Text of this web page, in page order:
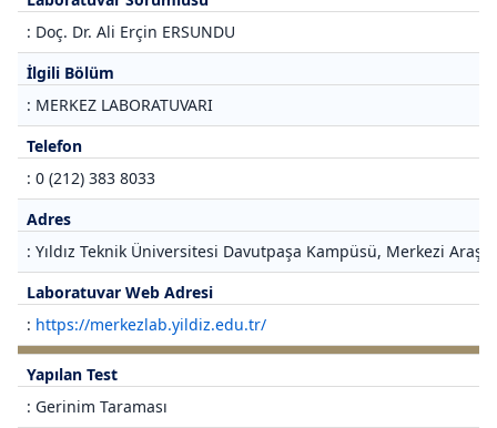
: Doç. Dr. Ali Erçin ERSUNDU
İlgili Bölüm
: MERKEZ LABORATUVARI
Telefon
: 0 (212) 383 8033
Adres
: Yıldız Teknik Üniversitesi Davutpaşa Kampüsü, Merkezi
Laboratuvar Web Adresi
: https://merkezlab.yildiz.edu.tr/
Yapılan Test
: Gerinim Taraması